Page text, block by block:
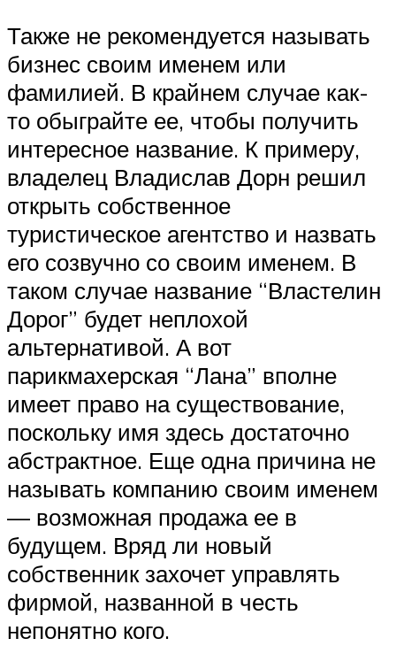
Также не рекомендуется называть
бизнес своим именем или
фамилией. В крайнем случае как-
то обыграйте ее, чтобы получить
интересное название. К примеру,
владелец Владислав Дорн решил
открыть собственное
туристическое агентство и назвать
его созвучно со своим именем. В
таком случае название “Властелин
Дорог” будет неплохой
альтернативой. А вот
парикмахерская “Лана” вполне
имеет право на существование,
поскольку имя здесь достаточно
абстрактное. Еще одна причина не
называть компанию своим именем
— возможная продажа ее в
будущем. Вряд ли новый
собственник захочет управлять
фирмой, названной в честь
непонятно кого.